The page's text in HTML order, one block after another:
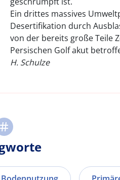
Ein drittes massives
Desertifikation durch
von der bereits große Teile
Persischen Golf akut
H. Schulze